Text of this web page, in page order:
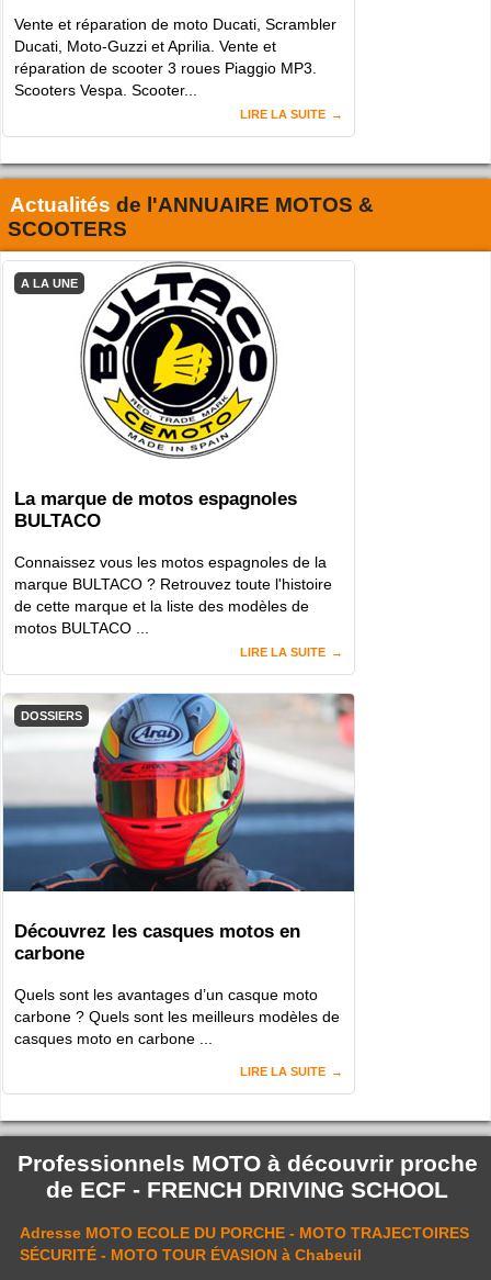
Vente et réparation de moto Ducati, Scrambler
Ducati, Moto-Guzzi et Aprilia. Vente et
réparation de scooter 3 roues Piaggio MP3.
Scooters Vespa. Scooter...
LIRE LA SUITE
Actualités de l'ANNUAIRE MOTOS &
SCOOTERS
A LA UNE
La marque de motos espagnoles
BULTACO
Connaissez vous les motos espagnoles de la
marque BULTACO ? Retrouvez toute l'histoire
de cette marque et la liste des modèles de
motos BULTACO ...
LIRE LA SUITE
DOSSIERS
Découvrez les casques motos en
carbone
Quels sont les avantages d’un casque moto
carbone ? Quels sont les meilleurs modèles de
casques moto en carbone ...
LIRE LA SUITE
Professionnels MOTO à découvrir proche
de ECF - FRENCH DRIVING SCHOOL
Adresse MOTO ECOLE DU PORCHE - MOTO TRAJECTOIRES
SÉCURITÉ - MOTO TOUR ÉVASION à Chabeuil